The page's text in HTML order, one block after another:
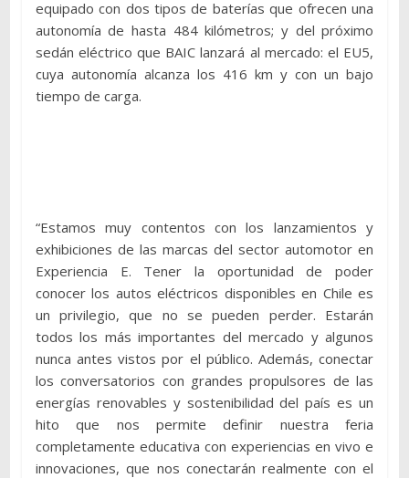
equipado con dos tipos de baterías que ofrecen una
autonomía de hasta 484 kilómetros; y del próximo
sedán eléctrico que BAIC lanzará al mercado: el EU5,
cuya autonomía alcanza los 416 km y con un bajo
tiempo de carga.
“Estamos muy contentos con los lanzamientos y
exhibiciones de las marcas del sector automotor en
Experiencia E. Tener la oportunidad de poder
conocer los autos eléctricos disponibles en Chile es
un privilegio, que no se pueden perder. Estarán
todos los más importantes del mercado y algunos
nunca antes vistos por el público. Además, conectar
los conversatorios con grandes propulsores de las
energías renovables y sostenibilidad del país es un
hito que nos permite definir nuestra feria
completamente educativa con experiencias en vivo e
innovaciones, que nos conectarán realmente con el